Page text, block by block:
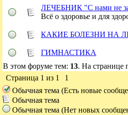
ЛЕЧЕБНИК "С нами не
Всё о здоровье и для
КАКИЕ БОЛЕЗНИ НА
ГИМНАСТИКА
В этом форуме тем: 13. На странице
Страница 1 из 1
1
Обычная тема (Есть новые
Обычная тема
Обычная тема (Нет новых